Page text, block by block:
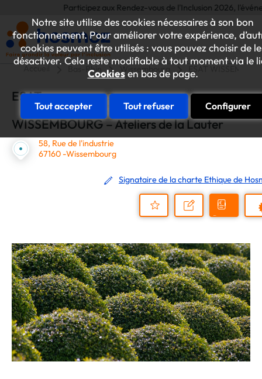
Notre site utilise des cookies nécessaires à son bon
fonctionnement. Pour améliorer votre expérience,
cookies peuvent être utilisés : vous pouvez choisir de
désactiver. Cela reste modifiable à tout moment via le
Cookiesen bas de page.
Tout accepter Tout refuser Configurer
Participez aux Rendez-vous de l'Inclusion 2026,
Accueil Bas-Rhin Wissembourg
ESAT
WISSEMBOURG – Ateliers de la Lauter
58, Rue de l'industrie
67160 -Wissembourg
Signataire de la charte Ethique de
au
dossier
Nous
Demander